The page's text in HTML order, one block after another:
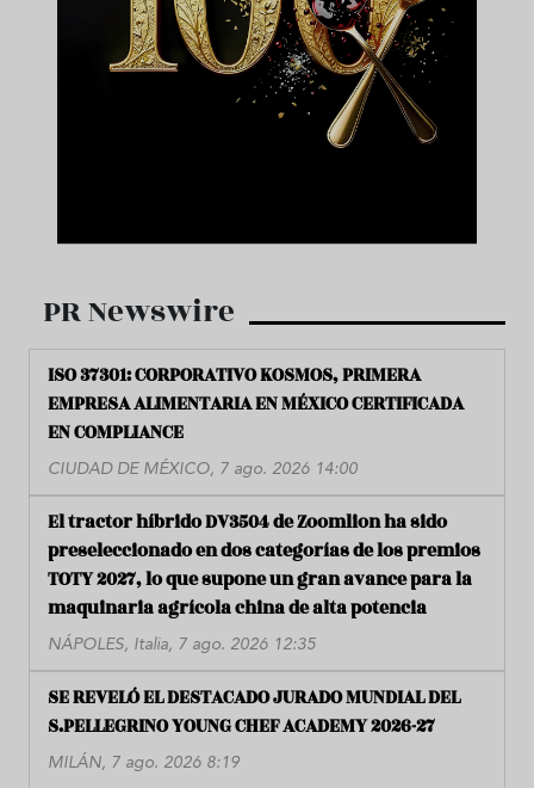
PR Newswire
ISO 37301: CORPORATIVO KOSMOS, PRIMERA
EMPRESA ALIMENTARIA EN MÉXICO CERTIFICADA
EN COMPLIANCE
CIUDAD DE MÉXICO, 7 ago. 2026 14:00
El tractor híbrido DV3504 de Zoomlion ha sido
preseleccionado en dos categorías de los premios
TOTY 2027, lo que supone un gran avance para la
maquinaria agrícola china de alta potencia
NÁPOLES, Italia, 7 ago. 2026 12:35
SE REVELÓ EL DESTACADO JURADO MUNDIAL DEL
S.PELLEGRINO YOUNG CHEF ACADEMY 2026-27
MILÁN, 7 ago. 2026 8:19